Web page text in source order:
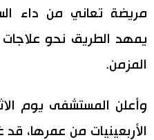
أشخاص
تجارب وآراء
الأكثر تفاعلا
اللغة اليابانية
موسوعة اليابان
مريضة تعاني من داء
يمهد الطريق نحو
المزمن.
وأعلن المستشفى يوم
الأربعينيات من عمرها،